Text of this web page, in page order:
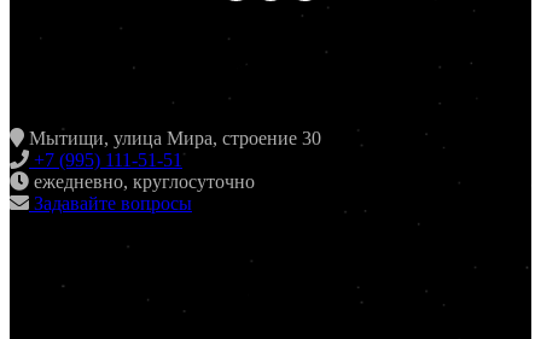
ХИНКАЛЬНАЯ24
Мытищи, улица Мира, строение 30
+7 (995) 111-51-51
ежедневно, круглосуточно
Задавайте вопросы